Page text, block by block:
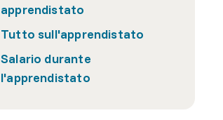
apprendistato
Tutto sull'apprendistato
Salario durante
l'apprendistato